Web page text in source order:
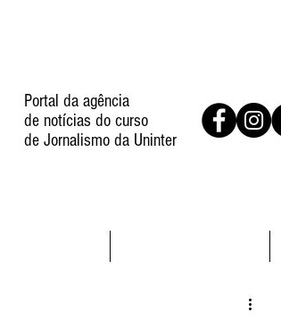
Portal da agência
de notícias do curso
de Jornalismo da Uninter